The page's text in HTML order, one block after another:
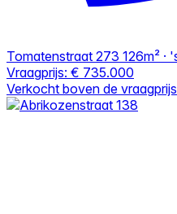
Tomatenstraat 273 126m² ·
Vraagprijs: € 735.000
Verkocht boven de vraagprijs